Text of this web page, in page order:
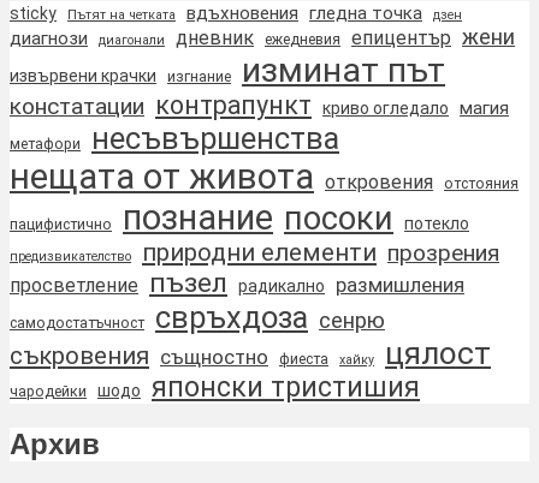
sticky Пътят на четката вдъхновения гледна точка дзен
диагнози диагонали дневник ежедневия епицентър жени
извървени крачки изгнание изминат път
констатации контрапункт криво огледало магия
метафори несъвършенства
нещата от живота откровения отстояния
пацифистично познание посоки потекло
предизвикателство природни елементи прозрения
просветление пъзел радикално размишления
самодостатъчност свръхдоза сенрю
съкровения същностно фиеста хайку цялост
чародейки шодо
японски тристишия
Архив